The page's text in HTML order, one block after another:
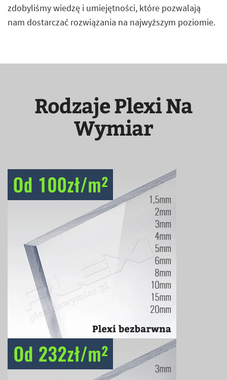
zdobyliśmy wiedzę i umiejętności, które pozwalają
nam dostarczać rozwiązania na najwyższym poziomie.
Rodzaje Plexi Na
Wymiar